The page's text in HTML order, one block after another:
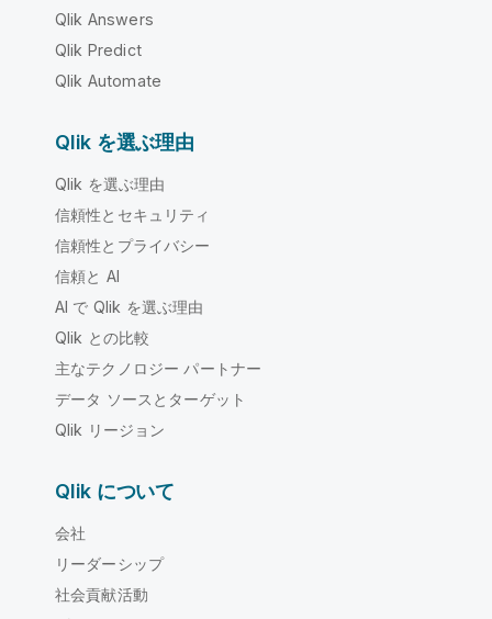
Qlik Answers
Qlik Predict
Qlik Automate
Qlik を選ぶ理由
Qlik を選ぶ理由
信頼性とセキュリティ
信頼性とプライバシー
信頼と AI
AI で Qlik を選ぶ理由
Qlik との比較
主なテクノロジー パートナー
データ ソースとターゲット
Qlik リージョン
Qlik について
会社
リーダーシップ
社会貢献活動